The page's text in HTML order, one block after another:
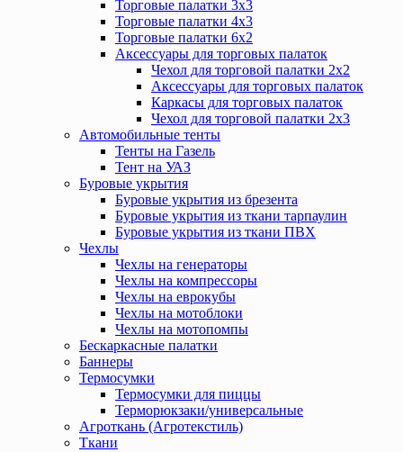
Торговые палатки 3х3
Торговые палатки 4х3
Торговые палатки 6х2
Аксессуары для торговых палаток
Чехол для торговой палатки 2х2
Аксессуары для торговых палаток
Каркасы для торговых палаток
Чехол для торговой палатки 2х3
Автомобильные тенты
Тенты на Газель
Тент на УАЗ
Буровые укрытия
Буровые укрытия из брезента
Буровые укрытия из ткани тарпаулин
Буровые укрытия из ткани ПВХ
Чехлы
Чехлы на генераторы
Чехлы на компрессоры
Чехлы на еврокубы
Чехлы на мотоблоки
Чехлы на мотопомпы
Бескаркасные палатки
Баннеры
Термосумки
Термосумки для пиццы
Терморюкзаки/универсальные
Агроткань (Агротекстиль)
Ткани